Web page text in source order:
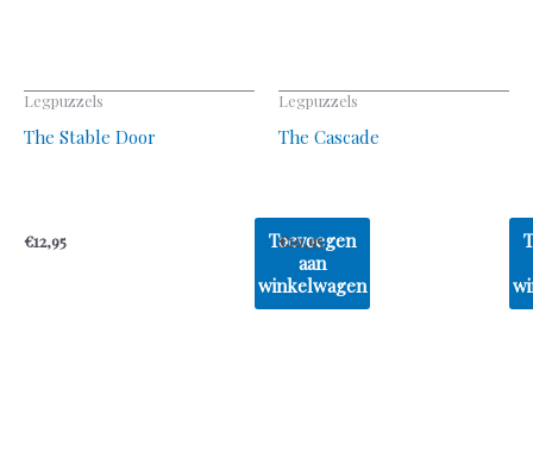
Legpuzzels
The Stable Door
€12,95
Toevoegen
aan
winkelwagen
Legpuzzels
The Cascade
€10,95